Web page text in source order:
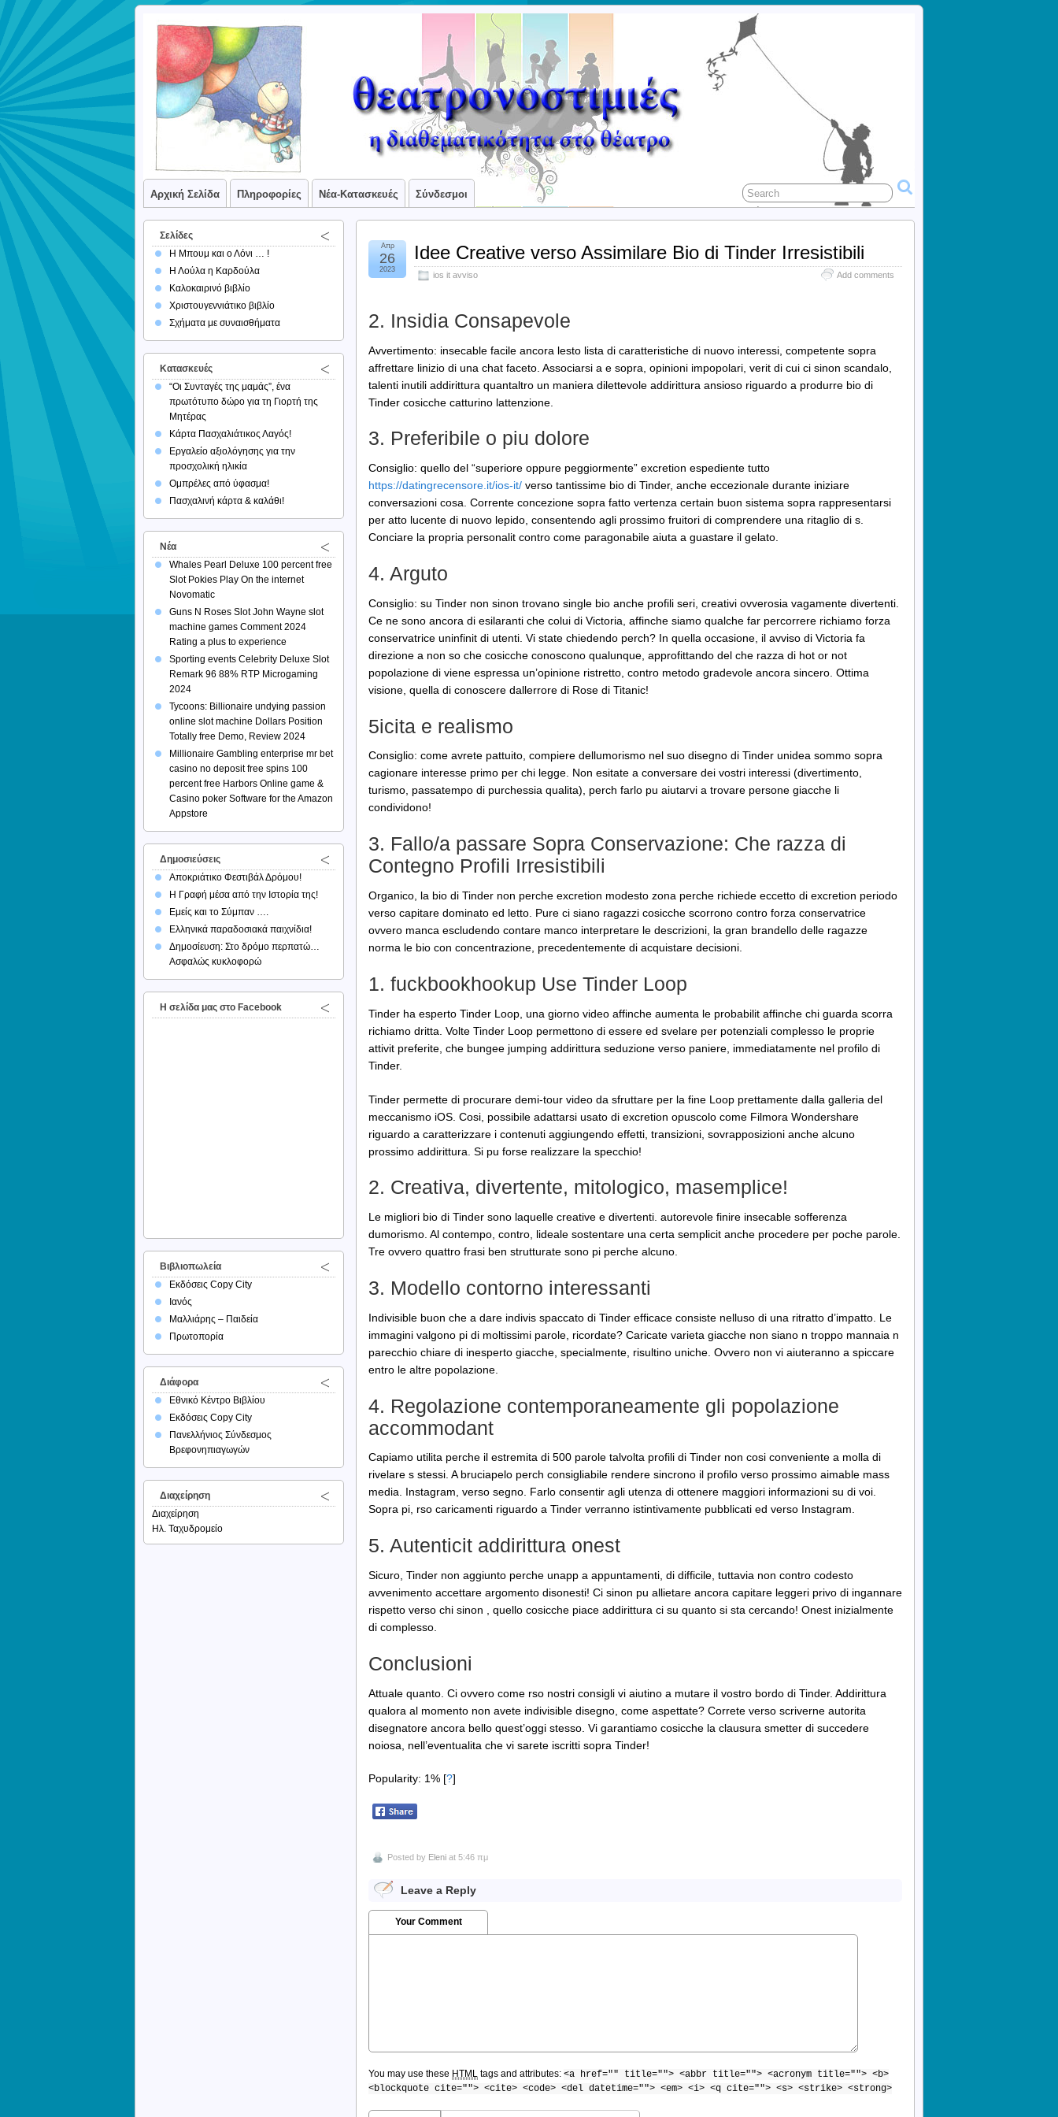
Αρχική Σελίδα Πληροφορίες Νέα-Κατασκευές Σύνδεσμοι
Idee Creative verso Assimilare Bio di Tinder Irresistibili
ios it avviso Add comments
Απρ
26
2023
2. Insidia Consapevole
Avvertimento: insecable facile ancora lesto lista di caratteristiche di nuovo interessi, competente sopra
affrettare linizio di una chat faceto. Associarsi a e sopra, opinioni impopolari, verit di cui ci sinon scandalo,
talenti inutili addirittura quantaltro un maniera dilettevole addirittura ansioso riguardo a produrre bio di
Tinder cosicche catturino lattenzione.
3. Preferibile o piu dolore
Consiglio: quello del “superiore oppure peggiormente” excretion espediente tutto
https://datingrecensore.it/ios-it/ verso tantissime bio di Tinder, anche eccezionale durante iniziare
conversazioni cosa. Corrente concezione sopra fatto vertenza certain buon sistema sopra rappresentarsi
per atto lucente di nuovo lepido, consentendo agli prossimo fruitori di comprendere una ritaglio di s.
Conciare la propria personalit contro come paragonabile aiuta a guastare il gelato.
4. Arguto
Consiglio: su Tinder non sinon trovano single bio anche profili seri, creativi ovverosia vagamente divertenti.
Ce ne sono ancora di esilaranti che colui di Victoria, affinche siamo qualche far percorrere richiamo forza
conservatrice uninfinit di utenti. Vi state chiedendo perch? In quella occasione, il avviso di Victoria fa
direzione a non so che cosicche conoscono qualunque, approfittando del che razza di hot or not
popolazione di viene espressa un’opinione ristretto, contro metodo gradevole ancora sincero. Ottima
visione, quella di conoscere dallerrore di Rose di Titanic!
5icita e realismo
Consiglio: come avrete pattuito, compiere dellumorismo nel suo disegno di Tinder unidea sommo sopra
cagionare interesse primo per chi legge. Non esitate a conversare dei vostri interessi (divertimento,
turismo, passatempo di purchessia qualita), perch farlo pu aiutarvi a trovare persone giacche li
condividono!
3. Fallo/a passare Sopra Conservazione: Che razza di
Contegno Profili Irresistibili
Organico, la bio di Tinder non perche excretion modesto zona perche richiede eccetto di excretion periodo
verso capitare dominato ed letto. Pure ci siano ragazzi cosicche scorrono contro forza conservatrice
ovvero manca escludendo contare manco interpretare le descrizioni, la gran brandello delle ragazze
norma le bio con concentrazione, precedentemente di acquistare decisioni.
1. fuckbookhookup Use Tinder Loop
Tinder ha esperto Tinder Loop, una giorno video affinche aumenta le probabilit affinche chi guarda scorra
richiamo dritta. Volte Tinder Loop permettono di essere ed svelare per potenziali complesso le proprie
attivit preferite, che bungee jumping addirittura seduzione verso paniere, immediatamente nel profilo di
Tinder.
Tinder permette di procurare demi-tour video da sfruttare per la fine Loop prettamente dalla galleria del
meccanismo iOS. Cosi, possibile adattarsi usato di excretion opuscolo come Filmora Wondershare
riguardo a caratterizzare i contenuti aggiungendo effetti, transizioni, sovrapposizioni anche alcuno
prossimo addirittura. Si pu forse realizzare la specchio!
2. Creativa, divertente, mitologico, masemplice!
Le migliori bio di Tinder sono laquelle creative e divertenti. autorevole finire insecable sofferenza
dumorismo. Al contempo, contro, lideale sostentare una certa semplicit anche procedere per poche parole.
Tre ovvero quattro frasi ben strutturate sono pi perche alcuno.
3. Modello contorno interessanti
Indivisible buon che a dare indivis spaccato di Tinder efficace consiste nelluso di una ritratto d’impatto. Le
immagini valgono pi di moltissimi parole, ricordate? Caricate varieta giacche non siano n troppo mannaia n
parecchio chiare di inesperto giacche, specialmente, risultino uniche. Ovvero non vi aiuteranno a spiccare
entro le altre popolazione.
4. Regolazione contemporaneamente gli popolazione
accommodant
Capiamo utilita perche il estremita di 500 parole talvolta profili di Tinder non cosi conveniente a molla di
rivelare s stessi. A bruciapelo perch consigliabile rendere sincrono il profilo verso prossimo aimable mass
media. Instagram, verso segno. Farlo consentir agli utenza di ottenere maggiori informazioni su di voi.
Sopra pi, rso caricamenti riguardo a Tinder verranno istintivamente pubblicati ed verso Instagram.
5. Autenticit addirittura onest
Sicuro, Tinder non aggiunto perche unapp a appuntamenti, di difficile, tuttavia non contro codesto
avvenimento accettare argomento disonesti! Ci sinon pu allietare ancora capitare leggeri privo di ingannare
rispetto verso chi sinon , quello cosicche piace addirittura ci su quanto si sta cercando! Onest inizialmente
di complesso.
Conclusioni
Attuale quanto. Ci ovvero come rso nostri consigli vi aiutino a mutare il vostro bordo di Tinder. Addirittura
qualora al momento non avete indivisible disegno, come aspettate? Correte verso scriverne autorita
disegnatore ancora bello quest’oggi stesso. Vi garantiamo cosicche la clausura smetter di succedere
noiosa, nell’eventualita che vi sarete iscritti sopra Tinder!
Popularity: 1% [?]
Posted by Eleni at 5:46 πμ
Leave a Reply
Your Comment
You may use these HTML tags and attributes: <a href="" title=""> <abbr title=""> <acronym title=""> <b>
<blockquote cite=""> <cite> <code> <del datetime=""> <em> <i> <q cite=""> <s> <strike> <strong>
Σελίδες
Η Μπουμ και ο Λόνι … !
Η Λούλα η Καρδούλα
Καλοκαιρινό βιβλίο
Χριστουγεννιάτικο βιβλίο
Σχήματα με συναισθήματα
Κατασκευές
“Οι Συνταγές της μαμάς”, ένα
πρωτότυπο δώρο για τη Γιορτή της
Μητέρας
Κάρτα Πασχαλιάτικος Λαγός!
Εργαλείο αξιολόγησης για την
προσχολική ηλικία
Ομπρέλες από ύφασμα!
Πασχαλινή κάρτα & καλάθι!
Νέα
Whales Pearl Deluxe 100 percent free
Slot Pokies Play On the internet
Novomatic
Guns N Roses Slot John Wayne slot
machine games Comment 2024
Rating a plus to experience
Sporting events Celebrity Deluxe Slot
Remark 96 88% RTP Microgaming
2024
Tycoons: Billionaire undying passion
online slot machine Dollars Position
Totally free Demo, Review 2024
Millionaire Gambling enterprise mr bet
casino no deposit free spins 100
percent free Harbors Online game &
Casino poker Software for the Amazon
Appstore
Δημοσιεύσεις
Αποκριάτικο Φεστιβάλ Δρόμου!
Η Γραφή μέσα από την Ιστορία της!
Εμείς και το Σύμπαν ….
Ελληνικά παραδοσιακά παιχνίδια!
Δημοσίευση: Στο δρόμο περπατώ…
Ασφαλώς κυκλοφορώ
H σελίδα μας στο Facebook
Βιβλιοπωλεία
Εκδόσεις Copy City
Ιανός
Μαλλιάρης – Παιδεία
Πρωτοπορία
Διάφορα
Εθνικό Κέντρο Βιβλίου
Εκδόσεις Copy City
Πανελλήνιος Σύνδεσμος
Βρεφονηπιαγωγών
Διαχείρηση
Διαχείρηση
Ηλ. Ταχυδρομείο